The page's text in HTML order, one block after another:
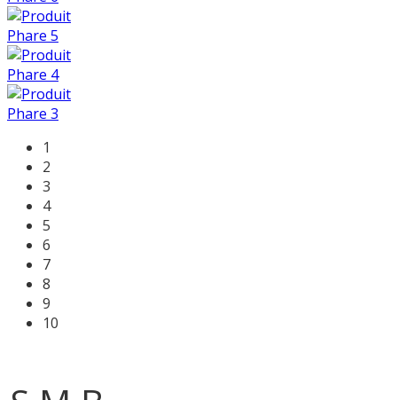
1
2
3
4
5
6
7
8
9
10